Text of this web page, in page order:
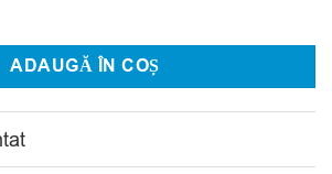
Bohemia Origami 16 cm
ADAUGĂ ÎN COȘ